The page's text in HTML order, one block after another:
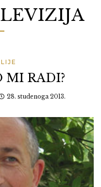
MI RADI?
28. studenoga 2013.